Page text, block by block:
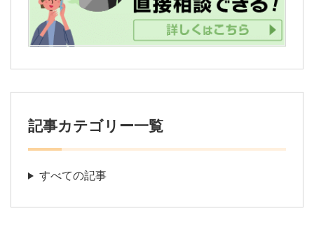
記事カテゴリー一覧
すべての記事